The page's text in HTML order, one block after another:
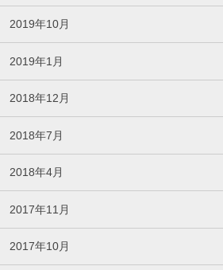
2019年10月
2019年1月
2018年12月
2018年7月
2018年4月
2017年11月
2017年10月